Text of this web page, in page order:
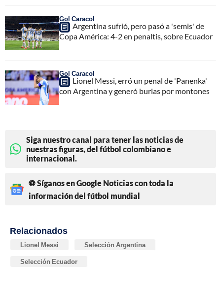
Gol Caracol
Argentina sufrió, pero pasó a 'semis' de
Copa América: 4-2 en penaltis, sobre Ecuador
Gol Caracol
Lionel Messi, erró un penal de 'Panenka'
con Argentina y generó burlas por montones
Siga nuestro canal para tener las noticias de
nuestras figuras, del fútbol colombiano e
internacional.
⚽ Síganos en Google Noticias con toda la
información del fútbol mundial
Relacionados
Lionel Messi Selección Argentina
Selección Ecuador